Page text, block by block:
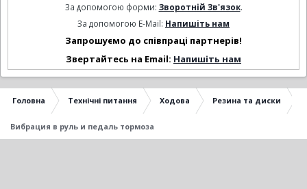
За допомогою форми: Зворотній Зв'язок.
За допомогою E-Mail: Напишіть нам
Запрошуємо до співпраці партнерів!
Звертайтесь на Email: Напишіть нам
Головна Технічні питання Ходова Резина та диски
Вибрация в руль и педаль тормоза